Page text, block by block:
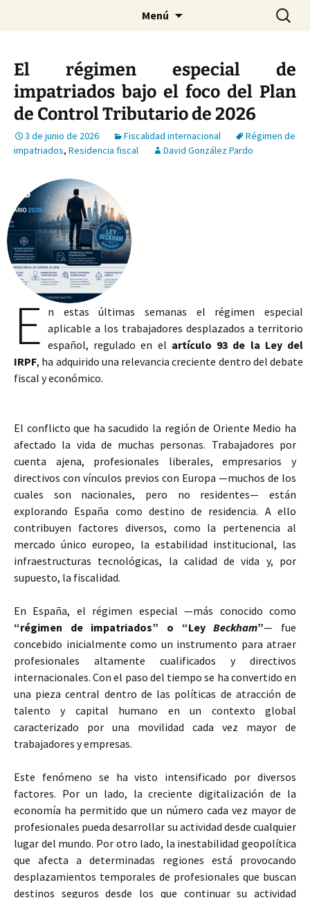
Menú Buscar:
El régimen especial de
impatriados bajo el foco del Plan
de Control Tributario de 2026
3 de junio de 2026 Fiscalidad internacional
Régimen de
impatriados, Residencia fiscal David González Pardo
E n estas últimas semanas el régimen especial
aplicable a los trabajadores desplazados a territorio
español, regulado en el artículo 93 de la Ley del
IRPF, ha adquirido una relevancia creciente dentro del debate
fiscal y económico.
El conflicto que ha sacudido la región de Oriente Medio ha
afectado la vida de muchas personas. Trabajadores por
cuenta ajena, profesionales liberales, empresarios y
directivos con vínculos previos con Europa —muchos de los
cuales son nacionales, pero no residentes— están
explorando España como destino de residencia. A ello
contribuyen factores diversos, como la pertenencia al
mercado único europeo, la estabilidad institucional, las
infraestructuras tecnológicas, la calidad de vida y, por
supuesto, la fiscalidad.
En España, el régimen especial —más conocido como
“régimen de impatriados” o “LeyBeckham”— fue
concebido inicialmente como un instrumento para atraer
profesionales altamente cualificados y directivos
internacionales. Con el paso del tiempo se ha convertido en
una pieza central dentro de las políticas de atracción de
talento y capital humano en un contexto global
caracterizado por una movilidad cada vez mayor de
trabajadores y empresas.
Este fenómeno se ha visto intensificado por diversos
factores. Por un lado, la creciente digitalización de la
economía ha permitido que un número cada vez mayor de
profesionales pueda desarrollar su actividad desde cualquier
lugar del mundo. Por otro lado, la inestabilidad geopolítica
que afecta a determinadas regiones está provocando
desplazamientos temporales de profesionales que buscan
destinos seguros desde los que continuar su actividad